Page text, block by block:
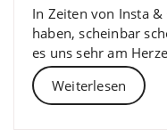
In Zeiten von Insta
haben, scheinbar
es uns sehr am
Weiterlesen